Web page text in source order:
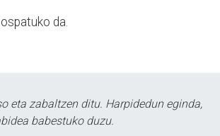
da.
eta zabaltzen ditu. Harpidedun eginda,
babestuko duzu.